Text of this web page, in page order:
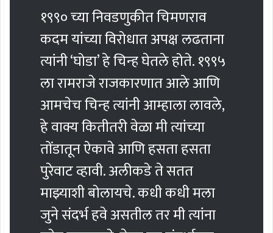
१९९० च्या निवडणुकीत चिमणराव
कदम यांच्या विरोधात अपक्ष लढताना
त्यांनी ‘घोडा’ हे चिन्ह घेतले होते. १९९५
ला रामराजे राजकारणात आले आणि
आमचेच चिन्ह त्यांनी आम्हाला लावले,
हे वाक्य कितीतरी वेळा मी त्यांच्या
तोंडातून ऐकावे आणि हसता हसता
पुरेवाट व्हावी. अलीकडे ते सतत
माझ्याशी बोलायचे. कधी कधी मला
जुने संदर्भ हवे असतील तर मी त्यांना